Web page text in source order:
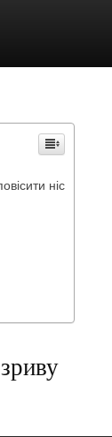
ніс